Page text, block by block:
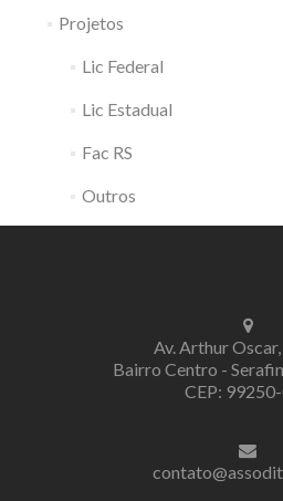
Projetos
Lic Federal
Lic Estadual
Fac RS
Outros
Av. Arthur
Bairro Centro -
CEP: